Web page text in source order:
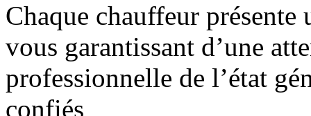
Chaque chauffeur
vous garantissant d’une
professionnelle de l’état
confiés